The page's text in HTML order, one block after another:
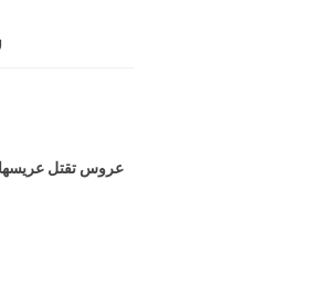
عروس تقتل